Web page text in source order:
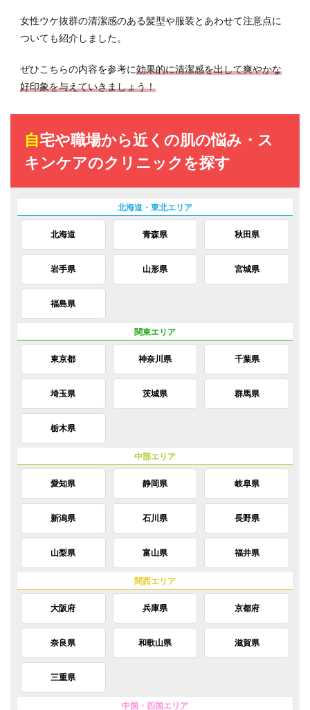
女性ウケ抜群の清潔感のある髪型や服装とあわせて注意点に
ついても紹介しました。
ぜひこちらの内容を参考に効果的に清潔感を出して爽やかな
好印象を与えていきましょう！
自宅や職場から近くの肌の悩み・ス
キンケアのクリニックを探す
北海道 青森県 秋田県
岩手県 山形県 宮城県
福島県
東京都 神奈川県 千葉県
埼玉県 茨城県 群馬県
栃木県
愛知県 静岡県 岐阜県
新潟県 石川県 長野県
山梨県 富山県 福井県
大阪府 兵庫県 京都府
奈良県 和歌山県 滋賀県
三重県